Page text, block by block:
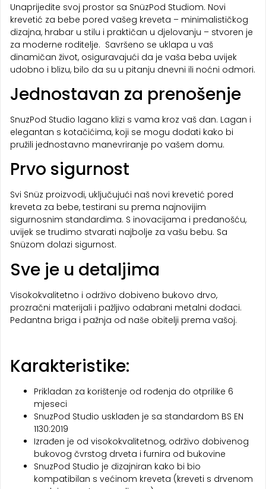
Unaprijedite svoj prostor sa SnüzPod Studiom. Novi
krevetić za bebe pored vašeg kreveta – minimalističkog
dizajna, hrabar u stilu i praktičan u djelovanju – stvoren je
za moderne roditelje. Savršeno se uklapa u vaš
dinamičan život, osiguravajući da je vaša beba uvijek
udobno i blizu, bilo da su u pitanju dnevni ili noćni odmori.
Jednostavan za prenošenje
SnuzPod Studio lagano klizi s vama kroz vaš dan. Lagan i
elegantan s kotačićima, koji se mogu dodati kako bi
pružili jednostavno manevriranje po vašem domu.
Prvo sigurnost
Svi Snüz proizvodi, uključujući naš novi krevetić pored
kreveta za bebe, testirani su prema najnovijim
sigurnosnim standardima. S inovacijama i predanošću,
uvijek se trudimo stvarati najbolje za vašu bebu. Sa
Snüzom dolazi sigurnost.
Sve je u detaljima
Visokokvalitetno i održivo dobiveno bukovo drvo,
prozračni materijali i pažljivo odabrani metalni dodaci.
Pedantna briga i pažnja od naše obitelji prema vašoj.
Karakteristike:
Prikladan za korištenje od rođenja do otprilike 6
mjeseci
SnuzPod Studio usklađen je sa standardom BS EN
1130:2019
Izrađen je od visokokvalitetnog, održivo dobivenog
bukovog čvrstog drveta i furnira od bukovine
SnuzPod Studio je dizajniran kako bi bio
kompatibilan s većinom kreveta (kreveti s drvenom